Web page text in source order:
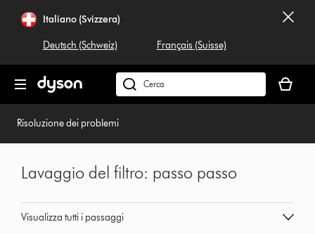
navigazioneItaliano (Svizzera)
Deutsch (Schweiz) Français (Suisse)
Cerca
su
carrello
è
Risoluzione dei problemi
Visualizza tutti i passaggi
Lavaggio del filtro: passo passo